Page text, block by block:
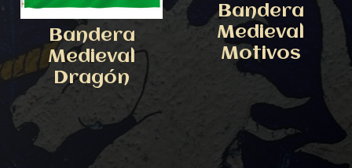
Bandera
Medieval
Dragón
Bandera
Medieval
Motivos